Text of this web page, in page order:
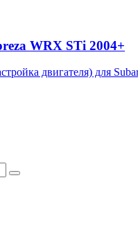
WRX STi 2004+
двигателя) для